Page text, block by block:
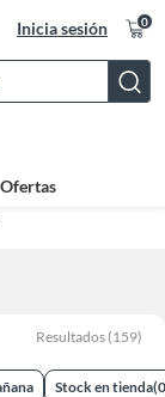
Inicia sesión 0
Bar
Ofertas
Resultados (159)
Stock en tienda(0